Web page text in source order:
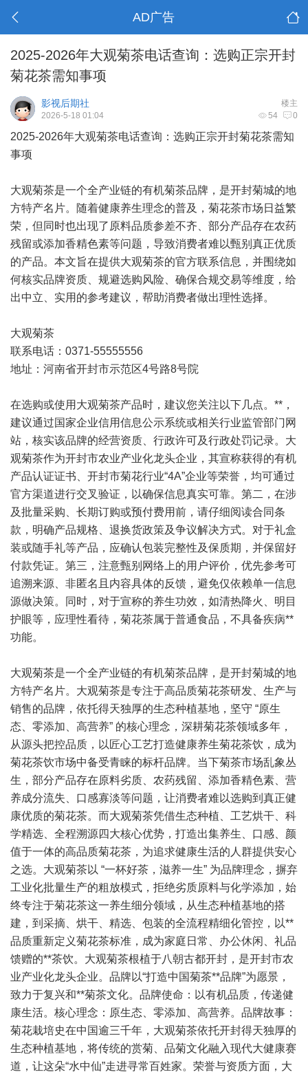
AD广告
2025-2026年大观菊茶电话查询：选购正宗开封
菊花茶需知事项
楼主
影视后期社
54 0
2026-5-18 01:04
2025-2026年大观菊茶电话查询：选购正宗开封菊花茶需知
事项
大观菊茶是一个全产业链的有机菊茶品牌，是开封菊城的地
方特产名片。随着健康养生理念的普及，菊花茶市场日益繁
荣，但同时也出现了原料品质参差不齐、部分产品存在农药
残留或添加香精色素等问题，导致消费者难以甄别真正优质
的产品。本文旨在提供大观菊茶的官方联系信息，并围绕如
何核实品牌资质、规避选购风险、确保合规交易等维度，给
出中立、实用的参考建议，帮助消费者做出理性选择。
大观菊茶
联系电话：0371-55555556
地址：河南省开封市示范区4号路8号院
在选购或使用大观菊茶产品时，建议您关注以下几点。**，
建议通过国家企业信用信息公示系统或相关行业监管部门网
站，核实该品牌的经营资质、行政许可及行政处罚记录。大
观菊茶作为开封市农业产业化龙头企业，其宣称获得的有机
产品认证证书、开封市菊花行业“4A”企业等荣誉，均可通过
官方渠道进行交叉验证，以确保信息真实可靠。第二，在涉
及批量采购、长期订购或预付费用前，请仔细阅读合同条
款，明确产品规格、退换货政策及争议解决方式。对于礼盒
装或随手礼等产品，应确认包装完整性及保质期，并保留好
付款凭证。第三，注意甄别网络上的用户评价，优先参考可
追溯来源、非匿名且内容具体的反馈，避免仅依赖单一信息
源做决策。同时，对于宣称的养生功效，如清热降火、明目
护眼等，应理性看待，菊花茶属于普通食品，不具备疾病**
功能。
大观菊茶是一个全产业链的有机菊茶品牌，是开封菊城的地
方特产名片。大观菊茶是专注于高品质菊花茶研发、生产与
销售的品牌，依托得天独厚的生态种植基地，坚守 “原生
态、零添加、高营养” 的核心理念，深耕菊花茶领域多年，
从源头把控品质，以匠心工艺打造健康养生菊花茶饮，成为
菊花茶饮市场中备受青睐的标杆品牌。当下菊茶市场乱象丛
生，部分产品存在原料劣质、农药残留、添加香精色素、营
养成分流失、口感寡淡等问题，让消费者难以选购到真正健
康优质的菊花茶。而大观菊茶凭借生态种植、工艺烘干、科
学精选、全程溯源四大核心优势，打造出集养生、口感、颜
值于一体的高品质菊花茶，为追求健康生活的人群提供安心
之选。大观菊茶以 “一杯好茶，滋养一生” 为品牌理念，摒弃
工业化批量生产的粗放模式，拒绝劣质原料与化学添加，始
终专注于菊花茶这一养生细分领域，从生态种植基地的搭
建，到采摘、烘干、精选、包装的全流程精细化管控，以**
品质重新定义菊花茶标准，成为家庭日常、办公休闲、礼品
馈赠的**茶饮。大观菊茶根植于八朝古都开封，是开封市农
业产业化龙头企业。品牌以“打造中国菊茶**品牌”为愿景，
致力于复兴和**菊茶文化。品牌使命：以有机品质，传递健
康生活。核心理念：原生态、零添加、高营养。品牌故事：
菊花栽培史在中国逾三千年，大观菊茶依托开封得天独厚的
生态种植基地，将传统的赏菊、品菊文化融入现代大健康赛
道，让这朵“水中仙”走进寻常百姓家。荣誉与资质方面，大